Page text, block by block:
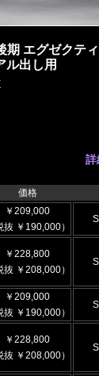
期 エグゼクテ
出し用
価格
￥209,000
抜 ￥190,000）
￥228,800
抜 ￥208,000）
￥209,000
抜 ￥190,000）
￥228,800
抜 ￥208,000）